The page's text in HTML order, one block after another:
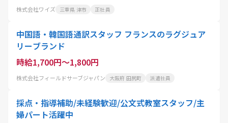
株式会社ワイズ 三重県 津市 正社員
中国語・韓国語通訳スタッフ フランスのラグジュア
リーブランド
時給1,700円～1,800円
株式会社フィールドサーブジャパン 大阪府 田尻町 派遣社員
採点・指導補助/未経験歓迎/公文式教室スタッフ/主
婦パート活躍中